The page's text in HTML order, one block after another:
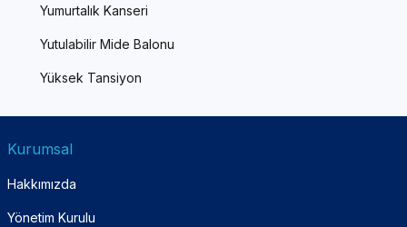
Yumurtalık Kanseri
Yutulabilir Mide Balonu
Yüksek Tansiyon
Kurumsal
Hakkımızda
Yönetim Kurulu